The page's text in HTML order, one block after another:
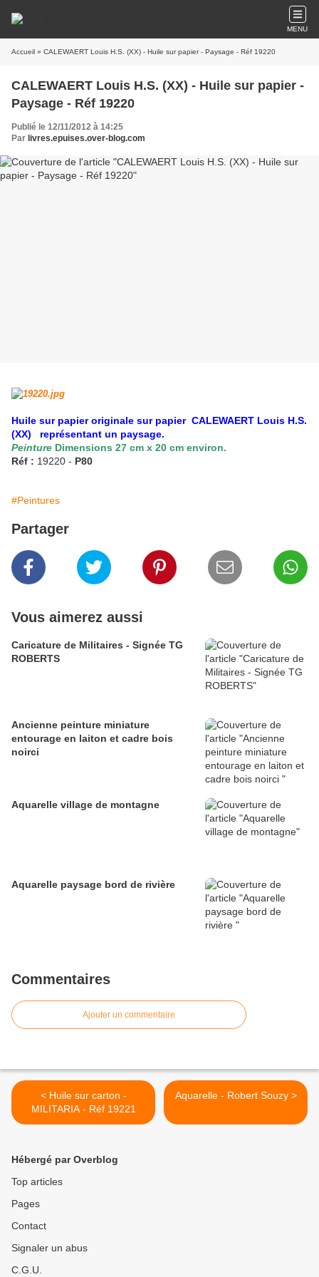
MENU
Accueil » CALEWAERT Louis H.S. (XX) - Huile sur papier - Paysage - Réf 19220
CALEWAERT Louis H.S. (XX) - Huile sur papier -
Paysage - Réf 19220
Publié le 12/11/2012 à 14:25
Par livres.epuises.over-blog.com
Huile sur papier originale sur papier CALEWAERT Louis H.S.
(XX) représentant un paysage.
Peinture Dimensions 27 cm x 20 cm environ.
Réf : 19220 - P80
#Peintures
Partager
Vous aimerez aussi
Caricature de Militaires - Signée TG
ROBERTS
Ancienne peinture miniature
entourage en laiton et cadre bois
noirci
Aquarelle village de montagne
Aquarelle paysage bord de rivière
Commentaires
Ajouter un commentaire
< Huile sur carton -
MILITARIA - Réf 19221
Aquarelle - Robert Souzy >
Hébergé par Overblog
Top articles
Pages
Contact
Signaler un abus
C.G.U.